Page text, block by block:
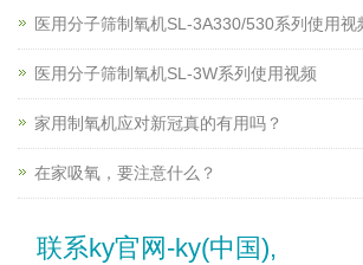
医用分子筛制氧机SL-3A330/530系列使用视
医用分子筛制氧机SL-3W系列使用视频
家用制氧机应对新冠真的有用吗？
在家吸氧，要注意什么？
联系ky官网-ky(中国),